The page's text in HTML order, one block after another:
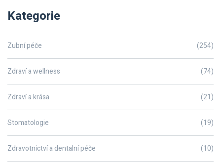
Kategorie
Zubní péče (254)
Zdraví a wellness (74)
Zdraví a krása (21)
Stomatologie (19)
Zdravotnictví a dentalní péče (10)